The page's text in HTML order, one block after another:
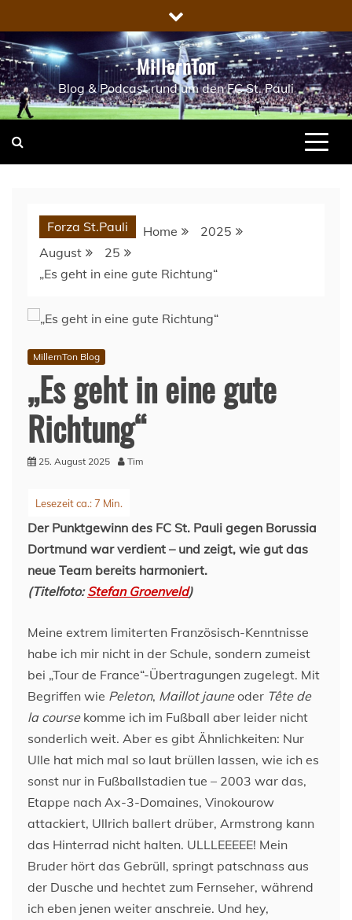
to
content
MillernTon
Blog & Podcast rund um den FC St. Pauli
Forza St.Pauli Home
2025
August
25
„Es geht in eine gute Richtung“
MillernTon Blog
„Es geht in eine gute
Richtung“
25. August 2025 Tim
Der Punktgewinn des FC St. Pauli gegen Borussia
Dortmund war verdient – und zeigt, wie gut das
neue Team bereits harmoniert.
(Titelfoto:Stefan Groenveld)
Meine extrem limiterten Französisch-Kenntnisse
habe ich mir nicht in der Schule, sondern zumeist
bei „Tour de France“-Übertragungen zugelegt. Mit
Begriffen wie Peleton, Maillot jauneoder Tête de
la coursekomme ich im Fußball aber leider nicht
sonderlich weit. Aber es gibt Ähnlichkeiten: Nur
Ulle hat mich mal so laut brüllen lassen, wie ich es
sonst nur in Fußballstadien tue – 2003 war das,
Etappe nach Ax-3-Domaines, Vinokourow
attackiert, Ullrich ballert drüber, Armstrong kann
das Hinterrad nicht halten. ULLLEEEEE! Mein
Bruder hört das Gebrüll, springt patschnass aus
der Dusche und hechtet zum Fernseher, während
ich eben jenen weiter anschreie. Und hey,